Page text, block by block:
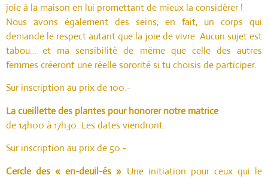
joie à la maison en lui promettant de mieux la considérer !
Nous avons également des seins, en fait, un corps qui
demande le respect autant que la joie de vivre. Aucun sujet est
tabou… et ma sensibilité de même que celle des autres
femmes créeront une réelle sororité si tu choisis de participer.
Sur inscription au prix de 100.-
La cueillette des plantes pour honorer notre matrice
de 14h00 à 17h30. Les dates viendront.
Sur inscription au prix de 50.-.
Cercle des « en-deuil-és » Une initiation pour ceux qui le